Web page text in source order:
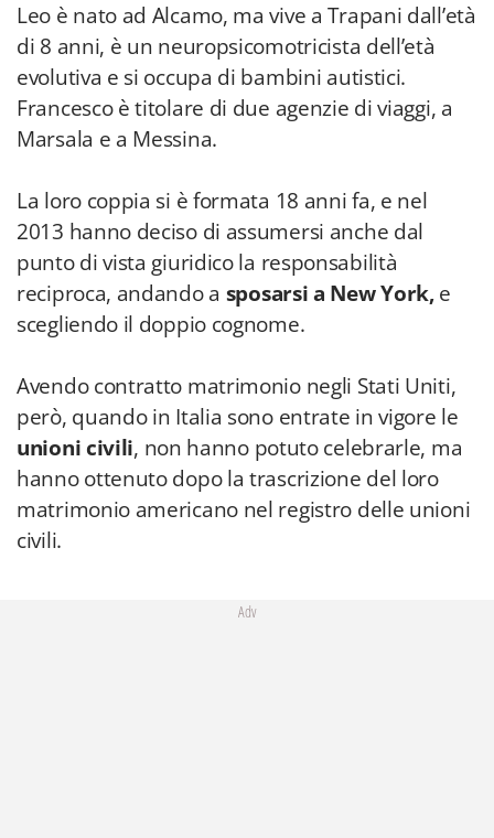
Leo è nato ad Alcamo, ma vive a Trapani dall’età
di 8 anni, è un neuropsicomotricista dell’età
evolutiva e si occupa di bambini autistici.
Francesco è titolare di due agenzie di viaggi, a
Marsala e a Messina.
La loro coppia si è formata 18 anni fa, e nel
2013 hanno deciso di assumersi anche dal
punto di vista giuridico la responsabilità
reciproca, andando a sposarsi a New York,e
scegliendo il doppio cognome.
Avendo contratto matrimonio negli Stati Uniti,
però, quando in Italia sono entrate in vigore le
unioni civili, non hanno potuto celebrarle, ma
hanno ottenuto dopo la trascrizione del loro
matrimonio americano nel registro delle unioni
civili.
Adv